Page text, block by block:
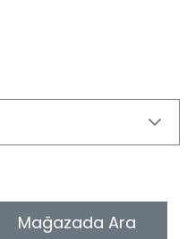
Mağazada Ara